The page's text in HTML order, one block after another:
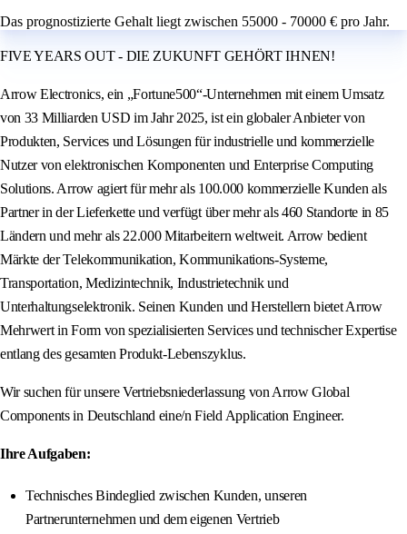
Das prognostizierte Gehalt liegt zwischen 55000 - 70000 € pro Jahr.
FIVE YEARS OUT - DIE ZUKUNFT GEHÖRT IHNEN!
Arrow Electronics, ein „Fortune500“-Unternehmen mit einem Umsatz
von 33 Milliarden USD im Jahr 2025, ist ein globaler Anbieter von
Produkten, Services und Lösungen für industrielle und kommerzielle
Nutzer von elektronischen Komponenten und Enterprise Computing
Solutions. Arrow agiert für mehr als 100.000 kommerzielle Kunden als
Partner in der Lieferkette und verfügt über mehr als 460 Standorte in 85
Ländern und mehr als 22.000 Mitarbeitern weltweit. Arrow bedient
Märkte der Telekommunikation, Kommunikations-Systeme,
Transportation, Medizintechnik, Industrietechnik und
Unterhaltungselektronik. Seinen Kunden und Herstellern bietet Arrow
Mehrwert in Form von spezialisierten Services und technischer Expertise
entlang des gesamten Produkt-Lebenszyklus.
Wir suchen für unsere Vertriebsniederlassung von Arrow Global
Components in Deutschland eine/n Field Application Engineer.
Ihre Aufgaben:
Technisches Bindeglied zwischen Kunden, unseren
Partnerunternehmen und dem eigenen Vertrieb